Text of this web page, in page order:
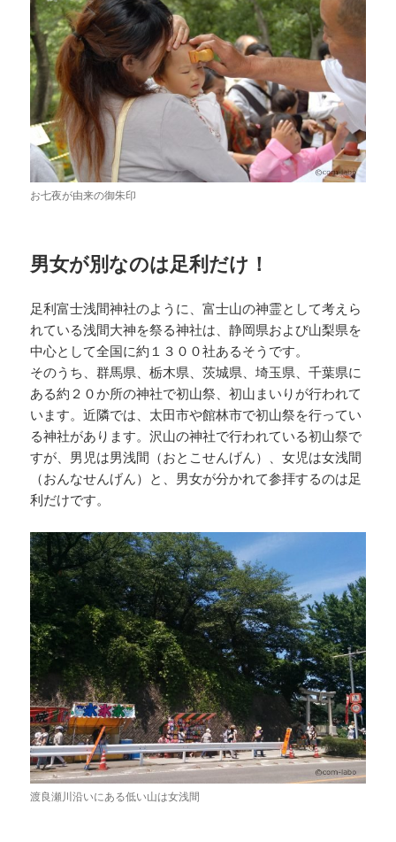
お七夜が由来の御朱印
男女が別なのは足利だけ！
足利富士浅間神社のように、富士山の神霊として考えら
れている浅間大神を祭る神社は、静岡県および山梨県を
中心として全国に約１３００社あるそうです。
そのうち、群馬県、栃木県、茨城県、埼玉県、千葉県に
ある約２０か所の神社で初山祭、初山まいりが行われて
います。近隣では、太田市や館林市で初山祭を行ってい
る神社があります。沢山の神社で行われている初山祭で
すが、男児は男浅間（おとこせんげん）、女児は女浅間
（おんなせんげん）と、男女が分かれて参拝するのは足
利だけです。
渡良瀬川沿いにある低い山は女浅間